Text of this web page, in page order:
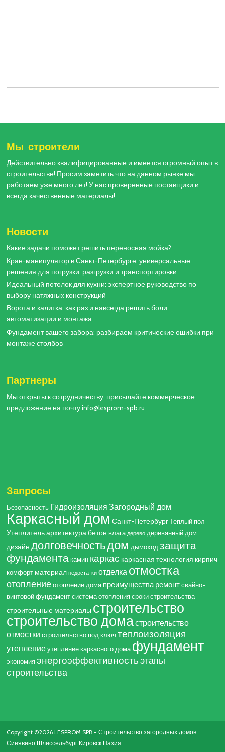
Мы строители
Действительно квалифицированные и имеется огромный опыт в
строительстве! Просим заметить что на данном рынке мы
работаем уже много лет! У нас проверенные поставщики и
всегда качественные материалы!
Новости
Какие задачи поможет решить переносная мойка?
Кран-манипулятор в Санкт-Петербурге: универсальные
решения для погрузки, разгрузки и транспортировки
Идеальный потолок для кухни: экспертное руководство по
выбору натяжных конструкций
Ворота и калитка: как раз и навсегда решить боли
автоматизации и монтажа
Фундамент вашего забора: разбираем критические ошибки при
монтаже столбов
Партнеры
Мы открыты к сотрудничеству, присылайте коммерческое
предложение на почту info@lesprom-spb.ru
Запросы
Безопасность Гидроизоляция Загородный дом
Каркасный дом Санкт-Петербург Теплый пол
Утеплительархитектурабетон влага дерево деревянный дом
дизайн долговечностьдом дымоход защита
фундамента камин каркас каркасная технология кирпич
комфорт материал недостатки отделка отмостка
отопление отопление дома преимуществаремонт свайно-
винтовой фундамент система отопления сроки строительства
строительные материалы строительство
строительство домастроительство
отмостки строительство под ключ теплоизоляция
утепление утепление каркасного дома фундамент
экономия энергоэффективность этапы
строительства
Copyright ©2026 LESPROM SPB - Строительство загородных домов
Синявино Шлиссельбург Кировск Назия